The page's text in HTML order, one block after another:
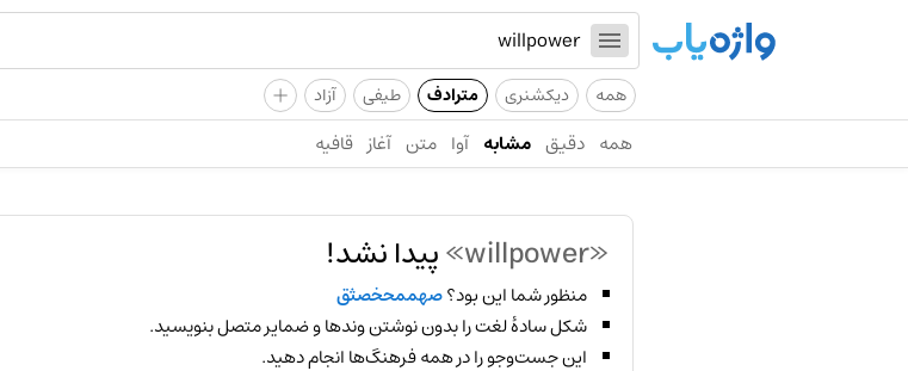
همه دیکشنری مترادف طیفی آزاد +
همه دقیق مشابه آوا متن آغاز قافیه
«willpower» پیدا نشد!
منظور شما این بود؟صهممحخصثق
شکل سادهٔ لغت را بدون نوشتن وندها و ضمایر متصل بنویسید.
این جست‌وجو را در همه فرهنگ‌ها انجام دهید.